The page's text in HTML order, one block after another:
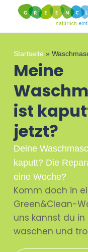
content
Startseite »
Meine
ist
jetzt?
Deine
kaputt? Die
eine Woche?
Komm doch in
Green&Clean-
uns kannst du
waschen und